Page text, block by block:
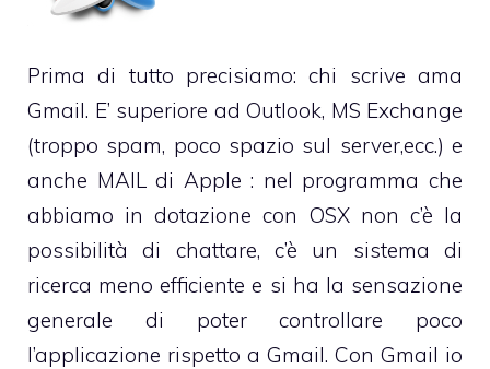
Prima di tutto precisiamo: chi scrive ama
Gmail. E’ superiore ad Outlook, MS Exchange
(troppo spam, poco spazio sul server,ecc.) e
anche MAIL
di Apple : nel programma che
abbiamo in dotazione con OSX non c’è la
possibilità di chattare, c’è un sistema di
ricerca meno efficiente e si ha la sensazione
generale di poter controllare poco
l’applicazione rispetto a Gmail. Con Gmail io